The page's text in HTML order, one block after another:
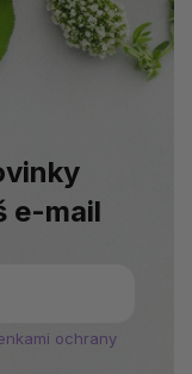
e-mail
ochrany